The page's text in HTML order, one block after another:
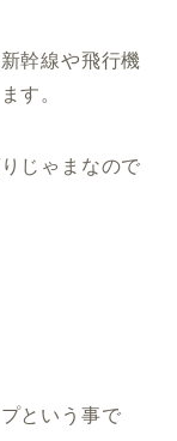
幹線や飛行機
す。
じゃまなので
という事で